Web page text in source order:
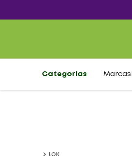
Categorías Marcas
LOK